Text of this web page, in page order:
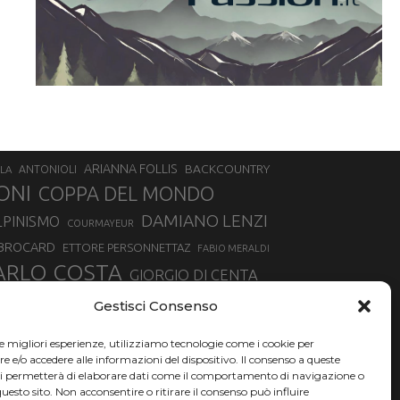
Gestisci Consenso
migliori esperienze, utilizziamo tecnologie come i cookie per
e/o accedere alle informazioni del dispositivo. Il consenso a queste
permetterà di elaborare dati come il comportamento di navigazione o
sito. Non acconsentire o ritirare il consenso può influire
ANTONIOLI ARIANNA FOLLIS
BACKCOUNTRY
COPPA DEL MONDO
COURMAYEUR DAMIANO LENZI
ETTORE PERSONNETTAZ FABIO MERALDI
COSTA GIORGIO DI CENTA
LUCA MATTEOTTI MADONNA DI CAMPIGLIO
NAZIONALE DI SCIALPINISMO NORVEGIA
PSL RAFFAELLA TEMPESTA